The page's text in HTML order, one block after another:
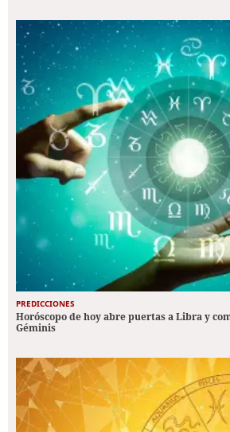
PREDICCIONES
Horóscopo de hoy abre puertas a Libra y
Géminis